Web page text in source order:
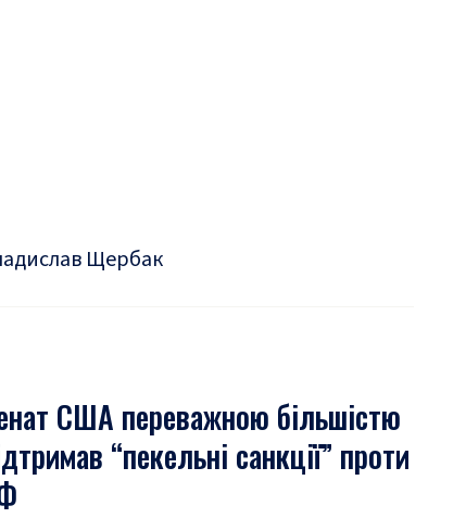
Щербак
США переважною більшістю
“пекельні санкції” проти